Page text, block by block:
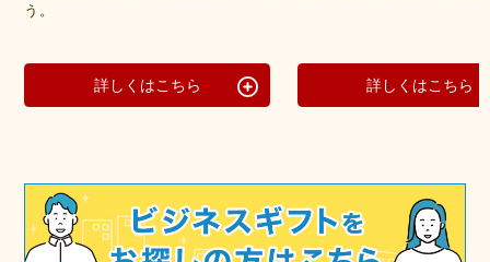
う。
詳しくはこちら 詳しくはこちら